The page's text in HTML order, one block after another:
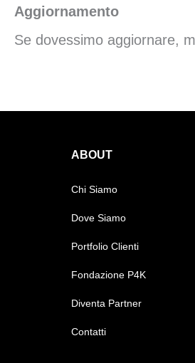
Aggiornamento
Se dovessimo aggiornare,
ABOUT
Chi Siamo
Dove Siamo
Portfolio Clienti
Fondazione P4K
Diventa Partner
Contatti